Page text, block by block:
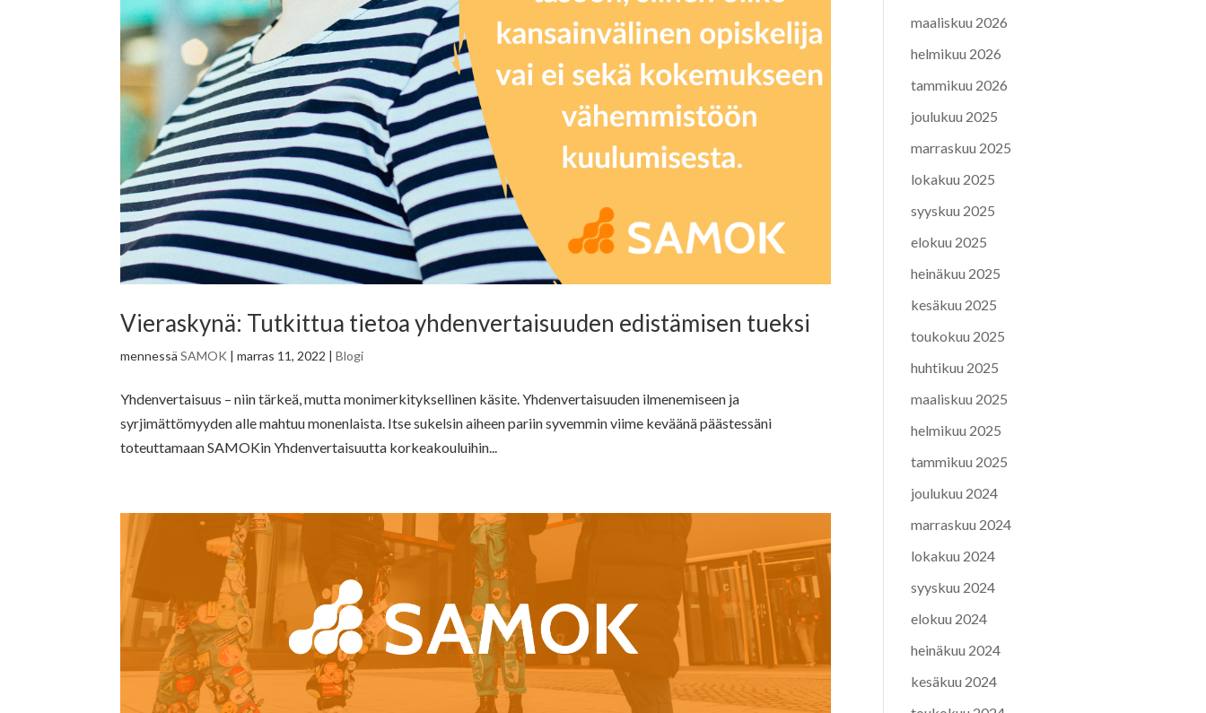
Vieraskynä: Tutkittua tietoa yhdenvertaisuuden edistämisen tueksi
mennessäSAMOK |marras 11, 2022 |Blogi
Yhdenvertaisuus – niin tärkeä, mutta monimerkityksellinen käsite. Yhdenvertaisuuden ilmenemiseen ja
syrjimättömyyden alle mahtuu monenlaista. Itse sukelsin aiheen pariin syvemmin viime keväänä päästessäni
toteuttamaan SAMOKin Yhdenvertaisuutta korkeakouluihin...
maaliskuu 2026
helmikuu 2026
tammikuu 2026
joulukuu 2025
marraskuu 2025
lokakuu 2025
syyskuu 2025
elokuu 2025
heinäkuu 2025
kesäkuu 2025
toukokuu 2025
huhtikuu 2025
maaliskuu 2025
helmikuu 2025
tammikuu 2025
joulukuu 2024
marraskuu 2024
lokakuu 2024
syyskuu 2024
elokuu 2024
heinäkuu 2024
kesäkuu 2024